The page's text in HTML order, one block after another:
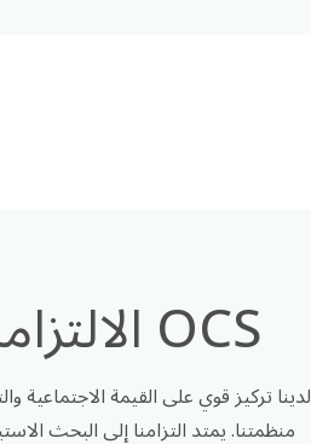
الالتزامات الاجتماعية في OCS
لدينا تركيز قوي على القيمة الاجتماعية
منظمتنا. يمتد التزامنا إلى البحث